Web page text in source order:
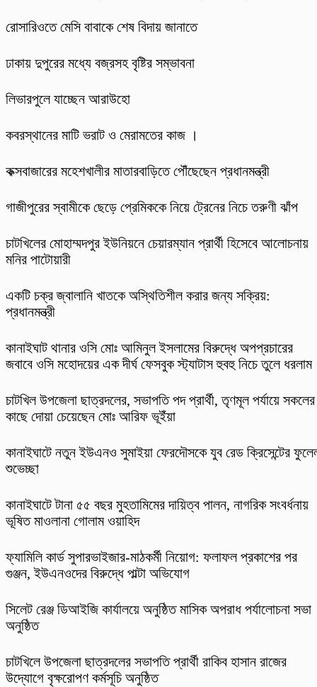
রোসারিওতে মেসি বাবাকে শেষ বিদায় জানাতে
ঢাকায় দুপুরের মধ্যে বজ্রসহ বৃষ্টির সম্ভাবনা
লিভারপুলে যাচ্ছেন আরাউহো
কবরস্থানের মাটি ভরাট ও মেরামতের কাজ ।
কক্সবাজারের মহেশখালীর মাতারবাড়িতে পৌঁছেছেন প্রধানমন্ত্রী
গাজীপুরের স্বামীকে ছেড়ে প্রেমিককে নিয়ে ট্রেনের নিচে তরুণী ঝাঁপ
চাটখিলের মোহাম্মদপুর ইউনিয়নে চেয়ারম্যান প্রার্থী হিসেবে আলোচনায়
মনির পাটোয়ারী
একটি চক্র জ্বালানি খাতকে অস্থিতিশীল করার জন্য সক্রিয়:
প্রধানমন্ত্রী
কানাইঘাট থানার ওসি মোঃ আমিনুল ইসলামের বিরুদ্ধে অপপ্রচারের
জবাবে ওসি মহোদয়ের এক দীর্ঘ ফেসবুক স্ট্যাটাস হুবহু নিচে তুলে
চাটখিল উপজেলা ছাত্রদলের, সভাপতি পদ প্রার্থী, তৃণমূল পর্যায়ে সকলের
কাছে দোয়া চেয়েছেন মোঃ আরিফ ভূইঁয়া
কানাইঘাটে নতুন ইউএনও সুমাইয়া ফেরদৌসকে যুব রেড ক্রিসেন্টের
শুভেচ্ছা
কানাইঘাটে টানা ৫৫ বছর মুহতামিমের দায়িত্ব পালন, নাগরিক সংবর্ধনায়
ভূষিত মাওলানা গোলাম ওয়াহিদ
ফ্যামিলি কার্ড সুপারভাইজার-মাঠকর্মী নিয়োগ: ফলাফল প্রকাশের পর
গুঞ্জন, ইউএনওদের বিরুদ্ধে পাল্টা অভিযোগ
‎সিলেট রেঞ্জ ডিআইজি কার্যালয়ে অনুষ্ঠিত মাসিক অপরাধ পর্যালোচনা সভা
অনুষ্ঠিত
চাটখিলে উপজেলা ছাত্রদলের সভাপতি প্রার্থী রাকিব হাসান রাজের
উদ্যোগে বৃক্ষরোপণ কর্মসূচি অনুষ্ঠিত